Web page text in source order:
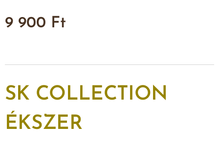
9 900 Ft
SK COLLECTION
ÉKSZER